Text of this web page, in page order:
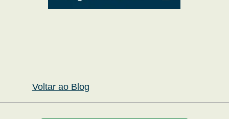
Voltar ao Blog